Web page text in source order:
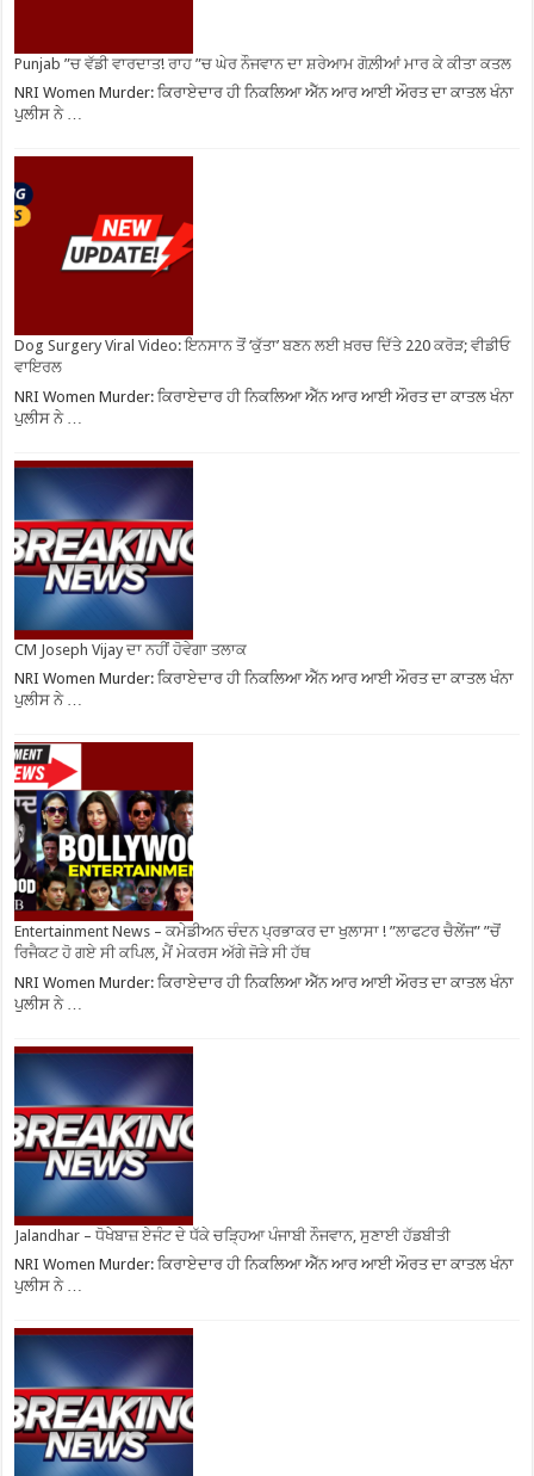
Punjab ”ਚ ਵੱਡੀ ਵਾਰਦਾਤ! ਰਾਹ ”ਚ ਘੇਰ ਨੌਜਵਾਨ ਦਾ ਸ਼ਰੇਆਮ ਗੋਲ਼ੀਆਂ ਮਾਰ ਕੇ ਕੀਤਾ ਕਤਲ
NRI Women Murder: ਕਿਰਾਏਦਾਰ ਹੀ ਨਿਕਲਿਆ ਐੱਨ ਆਰ ਆਈ ਔਰਤ ਦਾ ਕਾਤਲ ਖੰਨਾ
ਪੁਲੀਸ ਨੇ …
Dog Surgery Viral Video: ਇਨਸਾਨ ਤੋਂ ‘ਕੁੱਤਾ’ ਬਣਨ ਲਈ ਖ਼ਰਚ ਦਿੱਤੇ 220 ਕਰੋੜ; ਵੀਡੀਓ
ਵਾਇਰਲ
NRI Women Murder: ਕਿਰਾਏਦਾਰ ਹੀ ਨਿਕਲਿਆ ਐੱਨ ਆਰ ਆਈ ਔਰਤ ਦਾ ਕਾਤਲ ਖੰਨਾ
ਪੁਲੀਸ ਨੇ …
CM Joseph Vijay ਦਾ ਨਹੀਂ ਹੋਵੇਗਾ ਤਲਾਕ
NRI Women Murder: ਕਿਰਾਏਦਾਰ ਹੀ ਨਿਕਲਿਆ ਐੱਨ ਆਰ ਆਈ ਔਰਤ ਦਾ ਕਾਤਲ ਖੰਨਾ
ਪੁਲੀਸ ਨੇ …
Entertainment News – ਕਮੇਡੀਅਨ ਚੰਦਨ ਪ੍ਰਭਾਕਰ ਦਾ ਖੁਲਾਸਾ ! ”ਲਾਫਟਰ ਚੈਲੇਂਜ” ”ਚੋਂ
ਰਿਜੈਕਟ ਹੋ ਗਏ ਸੀ ਕਪਿਲ, ਮੈਂ ਮੇਕਰਸ ਅੱਗੇ ਜੋੜੇ ਸੀ ਹੱਥ
NRI Women Murder: ਕਿਰਾਏਦਾਰ ਹੀ ਨਿਕਲਿਆ ਐੱਨ ਆਰ ਆਈ ਔਰਤ ਦਾ ਕਾਤਲ ਖੰਨਾ
ਪੁਲੀਸ ਨੇ …
Jalandhar – ਧੋਖੇਬਾਜ਼ ਏਜੰਟ ਦੇ ਧੱਕੇ ਚੜ੍ਹਿਆ ਪੰਜਾਬੀ ਨੌਜਵਾਨ, ਸੁਣਾਈ ਹੱਡਬੀਤੀ
NRI Women Murder: ਕਿਰਾਏਦਾਰ ਹੀ ਨਿਕਲਿਆ ਐੱਨ ਆਰ ਆਈ ਔਰਤ ਦਾ ਕਾਤਲ ਖੰਨਾ
ਪੁਲੀਸ ਨੇ …